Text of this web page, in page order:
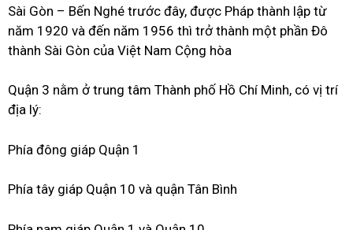
Sài Gòn – Bến Nghé trước đây, được Pháp thành lập từ
năm 1920 và đến năm 1956 thì trở thành một phần Đô
thành Sài Gòn của Việt Nam Cộng hòa
Quận 3 nằm ở trung tâm Thành phố Hồ Chí Minh, có vị trí
địa lý:
Phía đông giáp Quận 1
Phía tây giáp Quận 10 và quận Tân Bình